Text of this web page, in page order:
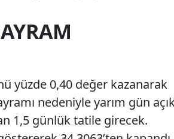
yüzde 0,40 değer kazanarak
nedeniyle yarım gün
1,5 günlük tatile girecek.